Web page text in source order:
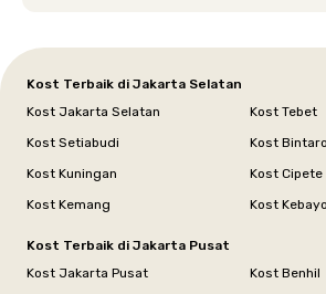
Kost Terbaik di Jakarta Selatan
Kost Jakarta Selatan
Kost Tebet
Kost Setiabudi
Kost Bintaro
Kost Kuningan
Kost Cipete
Kost Kemang
Kost
Kost Terbaik di Jakarta Pusat
Kost Jakarta Pusat
Kost Benhil